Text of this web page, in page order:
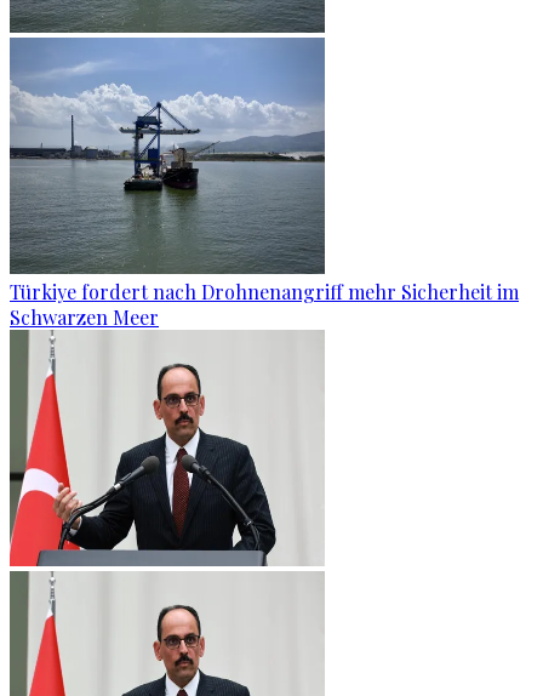
Türkiye fordert nach Drohnenangriff mehr Sicherheit im
Schwarzen Meer